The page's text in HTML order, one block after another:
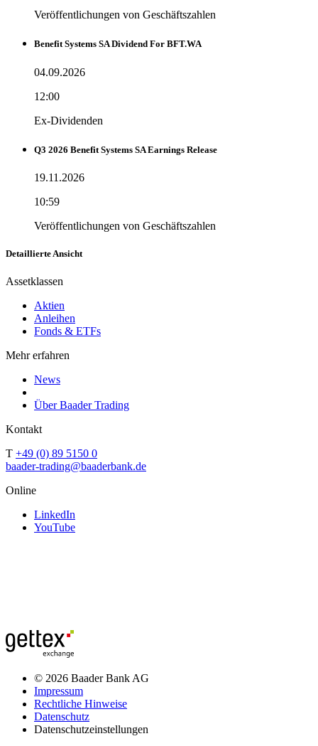
Veröffentlichungen von Geschäftszahlen
Benefit Systems SA Dividend For BFT.WA
04.09.2026
12:00
Ex-Dividenden
Q3 2026 Benefit Systems SA Earnings Release
19.11.2026
10:59
Veröffentlichungen von Geschäftszahlen
Detaillierte Ansicht
Assetklassen
Aktien
Anleihen
Fonds & ETFs
Mehr erfahren
News
Über Baader Trading
Kontakt
T +49 (0) 89 5150 0
baader-trading@baaderbank.de
Online
LinkedIn
YouTube
© 2026 Baader Bank AG
Impressum
Rechtliche Hinweise
Datenschutz
Datenschutzeinstellungen